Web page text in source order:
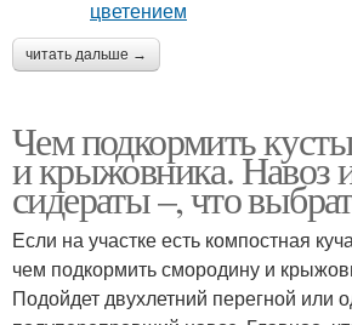
читать дальше →
Чем подкормить
и крыжовника. Навоз
сидераты –, что
Если на участке есть компостная
чем подкормить смородину и
Подойдет двухлетний перегной или